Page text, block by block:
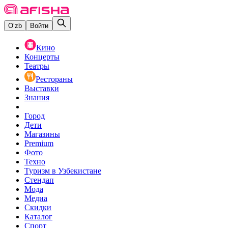
O‘zb Войти
Кино
Концерты
Театры
Рестораны
Выставки
Знания
Город
Дети
Магазины
Premium
Фото
Техно
Туризм в Узбекистане
Стендап
Мода
Медиа
Скидки
Каталог
Спорт